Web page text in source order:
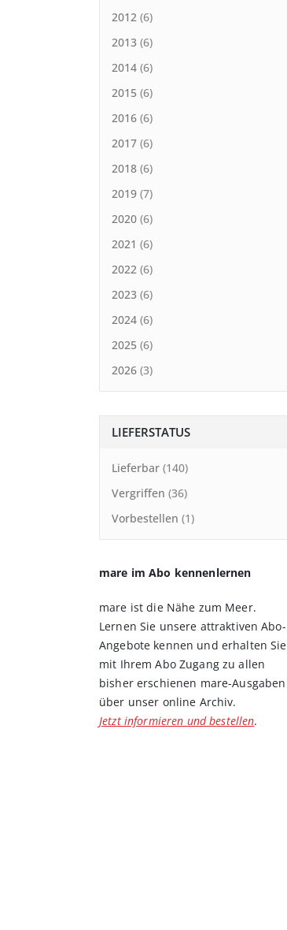
2012 6
2013 6
2014 6
2015 6
2016 6
2017 6
2018 6
2019 7
2020 6
2021 6
2022 6
2023 6
2024 6
2025 6
2026 3
LIEFERSTATUS
Lieferbar 140
Vergriffen 36
Vorbestellen 1
mare im Abo kennenlernen
mare ist die Nähe zum Meer.
Lernen Sie unsere attraktiven Abo-
Angebote kennen und erhalten Sie
mit Ihrem Abo Zugang zu allen
bisher erschienen mare-Ausgaben
über unser online Archiv.
Jetzt informieren und bestellen.